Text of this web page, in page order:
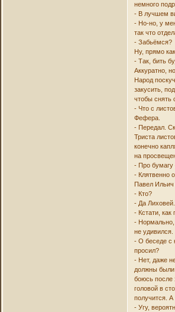
немного
- В лучшем
- Но-но, у
так что
- Забьёмся?
Ну, прямо
- Так, бить
Аккуратно,
Народ
закусить,
чтобы снять
- Что с
Фефера.
- Передал.
Триста
конечно
на
- Про бумагу
- Клятвенно
Павел Ильич
- Кто?
- Да Лиховей.
- Кстати, как
-
не удивился.
- О беседе с
просил?
- Нет, даже
должны были
боюсь после
головой в
получится. А
- Угу,